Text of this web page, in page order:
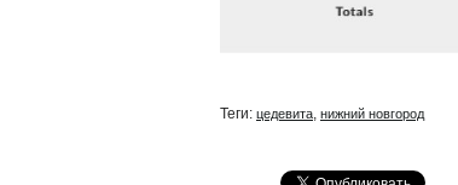
Теги: цедевита, нижний новгород